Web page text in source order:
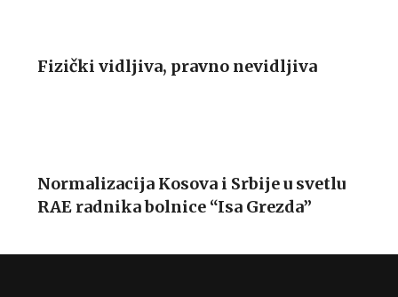
Fizički vidljiva, pravno nevidljiva
Normalizacija Kosova i Srbije u svetlu
RAE radnika bolnice “Isa Grezda”